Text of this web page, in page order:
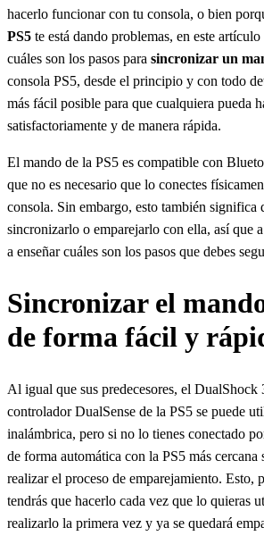
hacerlo funcionar con tu consola, o bien
PS5 te está dando problemas, en este
cuáles son los pasos para sincronizar un
consola PS5, desde el principio y con todo
más fácil posible para que cualquiera pueda
satisfactoriamente y de manera rápida.
El mando de la PS5 es compatible con
que no es necesario que lo conectes
consola. Sin embargo, esto también significa
sincronizarlo o emparejarlo con ella, así que
a enseñar cuáles son los pasos que debes
Sincronizar el
de forma fácil y
Al igual que sus predecesores, el
controlador DualSense de la PS5 se puede
inalámbrica, pero si no lo tienes conectado
de forma automática con la PS5 más cercana
realizar el proceso de emparejamiento. Esto,
tendrás que hacerlo cada vez que lo quieras
realizarlo la primera vez y ya se quedará